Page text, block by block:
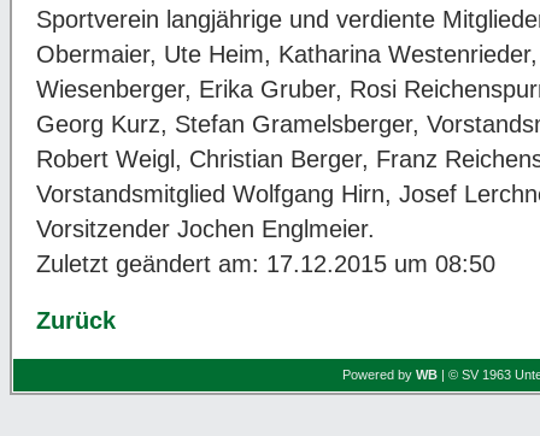
Sportverein langjährige und verdiente
Obermaier, Ute Heim, Katharina
Wiesenberger, Erika Gruber, Rosi
Georg Kurz, Stefan Gramelsberger,
Robert Weigl, Christian Berger, Franz
Vorstandsmitglied Wolfgang Hirn, Josef
Vorsitzender Jochen Englmeier.
Zuletzt geändert am: 17.12.2015 um 08:50
Zurück
Powered by WB | © SV 1963